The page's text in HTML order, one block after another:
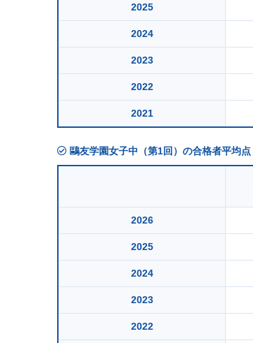
2025
2024
2023
2022
2021
鷗友学園女子中（第1回）の合格者平均点
2026
2025
2024
2023
2022